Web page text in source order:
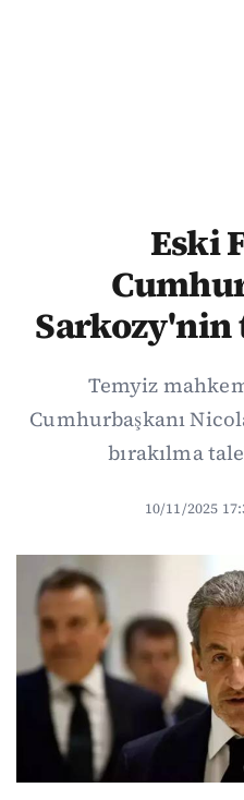
Eski
Temyiz
Cumhurbaşkanı
bırakılma
10/11/2025